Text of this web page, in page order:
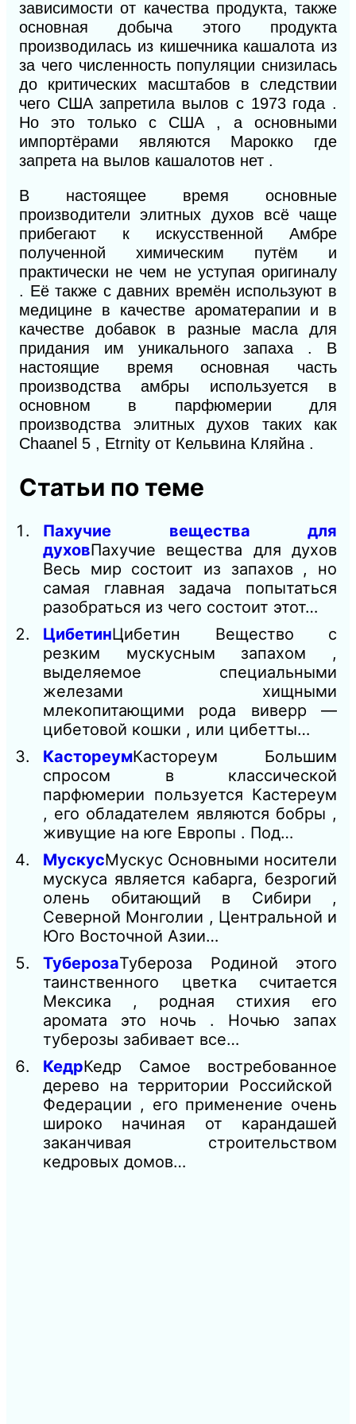
зависимости от качества продукта, также
основная добыча этого продукта
производилась из кишечника кашалота из
за чего численность популяции снизилась
до критических масштабов в следствии
чего США запретила вылов с 1973 года .
Но это только с США , а основными
импортёрами являются Марокко где
запрета на вылов кашалотов нет .
В настоящее время основные
производители элитных духов всё чаще
прибегают к искусственной Амбре
полученной химическим путём и
практически не чем не уступая оригиналу
. Её также с давних времён используют в
медицине в качестве ароматерапии и в
качестве добавок в разные масла для
придания им уникального запаха . В
настоящие время основная часть
производства амбры используется в
основном в парфюмерии для
производства элитных духов таких как
Chaanel 5 , Etrnity от Кельвина Кляйна .
Статьи по теме
Пахучие вещества для
духовПахучие вещества для духов
Весь мир состоит из запахов , но
самая главная задача попытаться
разобраться из чего состоит этот…
ЦибетинЦибетин Вещество с
резким мускусным запахом ,
выделяемое специальными
железами хищными
млекопитающими рода виверр —
цибетовой кошки , или цибетты…
КастореумКастореум Большим
спросом в классической
парфюмерии пользуется Кастереум
, его обладателем являются бобры ,
живущие на юге Европы . Под…
МускусМускус Основными носители
мускуса является кабарга, безрогий
олень обитающий в Сибири ,
Северной Монголии , Центральной и
Юго Восточной Азии…
ТуберозаТубероза Родиной этого
таинственного цветка считается
Мексика , родная стихия его
аромата это ночь . Ночью запах
туберозы забивает все…
КедрКедр Самое востребованное
дерево на территории Российской
Федерации , его применение очень
широко начиная от карандашей
заканчивая строительством
кедровых домов…